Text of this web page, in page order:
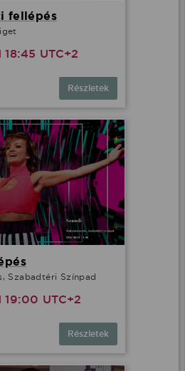
fellépés
UTC+2
Részletek
Szabadtéri Színpad
UTC+2
Részletek